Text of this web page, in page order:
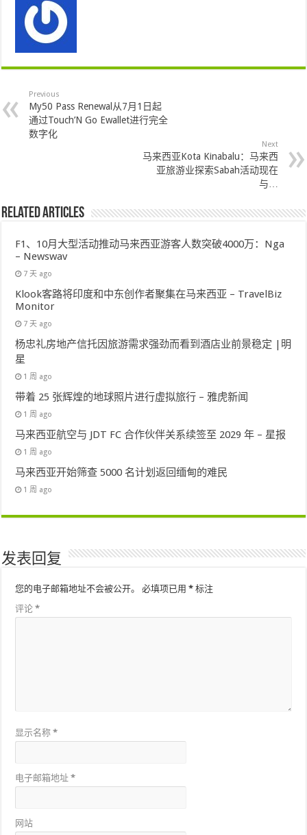
Previous
My50 Pass Renewal从7月1日起
通过Touch’N Go Ewallet进行完全
数字化
Next
马来西亚Kota Kinabalu：马来西
亚旅游业探索Sabah活动现在
与…
Related Articles
F1、10月大型活动推动马来西亚游客人数突破4000万：Nga
– Newswav
7 天 ago
Klook客路将印度和中东创作者聚集在马来西亚 – TravelBiz
Monitor
7 天 ago
杨忠礼房地产信托因旅游需求强劲而看到酒店业前景稳定 |明
星
1 周 ago
带着 25 张辉煌的地球照片进行虚拟旅行 – 雅虎新闻
1 周 ago
马来西亚航空与 JDT FC 合作伙伴关系续签至 2029 年 – 星报
1 周 ago
马来西亚开始筛查 5000 名计划返回缅甸的难民
1 周 ago
发表回复
您的电子邮箱地址不会被公开。 必填项已用* 标注
评论*
显示名称*
电子邮箱地址*
网站